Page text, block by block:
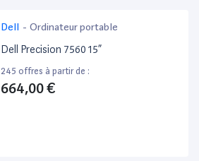
Dell - Ordinateur portable
Dell Precision 7560 15”
245 offres à partir de :
664,00 €